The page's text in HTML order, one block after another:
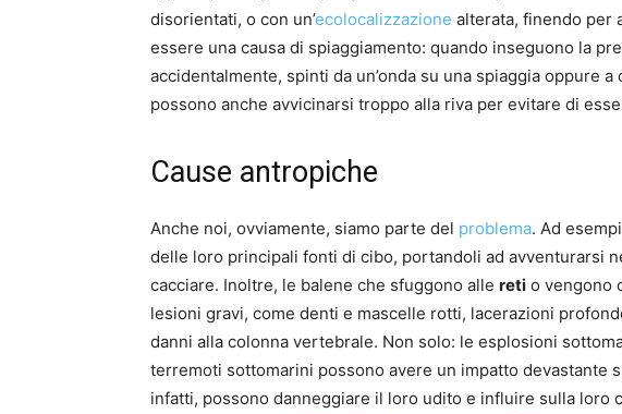
disorientati, o con un’ecolocalizzazione alterata, finendo per
essere una causa di spiaggiamento: quando inseguono la
accidentalmente, spinti da un’onda su una spiaggia oppure
possono anche avvicinarsi troppo alla riva per evitare di
Cause antropiche
Anche noi, ovviamente, siamo parte del problema. Ad
delle loro principali fonti di cibo, portandoli ad avventurarsi
cacciare. Inoltre, le balene che sfuggono alle reti o vengono
lesioni gravi, come denti e mascelle rotti, lacerazioni
danni alla colonna vertebrale. Non solo: le esplosioni
terremoti sottomarini possono avere un impatto devastante
infatti, possono danneggiare il loro udito e influire sulla loro